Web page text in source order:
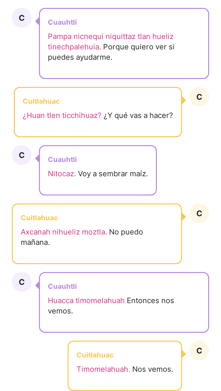
C Cuauhtli
Pampa nicnequi niquittaz tlan hueliz
tinechpalehuia. Porque quiero ver si
puedes ayudarme.
C
Cuitlahuac
¿Huan tlen ticchihuaz? ¿Y qué vas a hacer?
C Cuauhtli
Nitocaz. Voy a sembrar maíz.
C
Cuitlahuac
Axcanah nihueliz moztla. No puedo
mañana.
C Cuauhtli
Huacca timomelahuah Entonces nos
vemos.
C
Cuitlahuac
Timomelahuah. Nos vemos.